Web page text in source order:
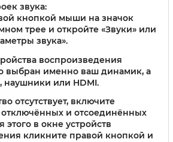
звука:
кнопкой мыши на значок
трее и откройте «Звуки» или
звука».
воспроизведения
выбран именно ваш динамик, а
наушники или HDMI.
отсутствует, включите
и отсоединённых
этого в окне устройств
кликните правой кнопкой и